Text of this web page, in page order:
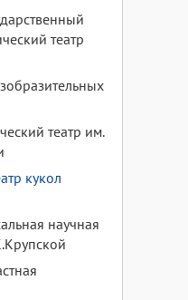
театр
театр им.
кукол
научная